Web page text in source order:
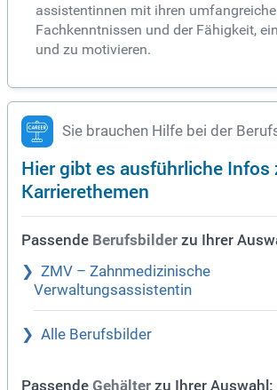
assistentinnen mit ihren
Fachkenntnissen und der Fähigkeit,
und zu motivieren.
Sie brauchen Hilfe bei der
Hier gibt es ausführliche Infos
Karrierethemen
Passende Berufsbilder zu Ihrer
ZMV – Zahnmedizinische
Verwaltungsassistentin
Alle Berufsbilder
Passende Gehälter zu Ihrer Auswahl: